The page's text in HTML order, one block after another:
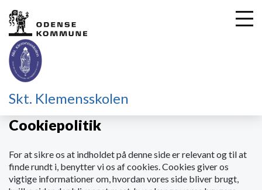
t
Skt. Klemensskolen
Cookiepolitik
For at sikre os at indholdet på denne side er relevant og til at
finde rundt i, benytter vi os af cookies. Cookies giver os
vigtige informationer om, hvordan vores side bliver brugt,